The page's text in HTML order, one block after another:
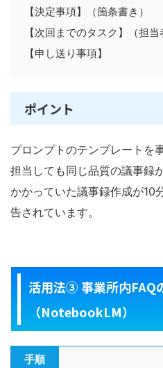
【決定事項】（箇条書き）
【次回までのタスク】（担当
【申し送り事項】
ポイント
プロンプトのテンプレートを
担当しても同じ品質の議事録
かかっていた議事録作成が10
告されています。
活用法③ 事業所内FAQ
（NotebookLM）
手順